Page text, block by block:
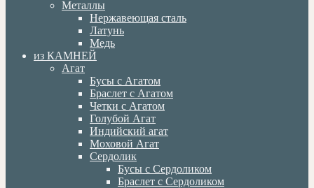
Металлы
Нержавеющая сталь
Латунь
Медь
из КАМНЕЙ
Агат
Бусы с Агатом
Браслет с Агатом
Четки с Агатом
Голубой Агат
Индийский агат
Моховой Агат
Сердолик
Бусы с Сердоликом
Браслет с Сердоликом